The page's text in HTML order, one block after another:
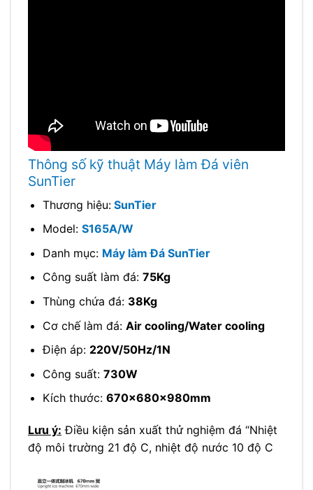
Thông số kỹ thuật Máy làm Đá viên
SunTier
Thương hiệu:SunTier
Model: S165A/W
Danh mục: Máy làm Đá SunTier
Công suất làm đá: 75Kg
Thùng chứa đá: 38Kg
Cơ chế làm đá: Air cooling/Water cooling
Điện áp: 220V/50Hz/1N
Công suất: 730W
Kích thước: 670x680x980mm
Lưu ý: Điều kiện sản xuất thử nghiệm đá “Nhiệt
độ môi trường 21 độ C, nhiệt độ nước 10 độ C